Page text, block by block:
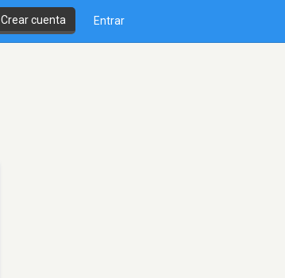
Crear cuenta Entrar